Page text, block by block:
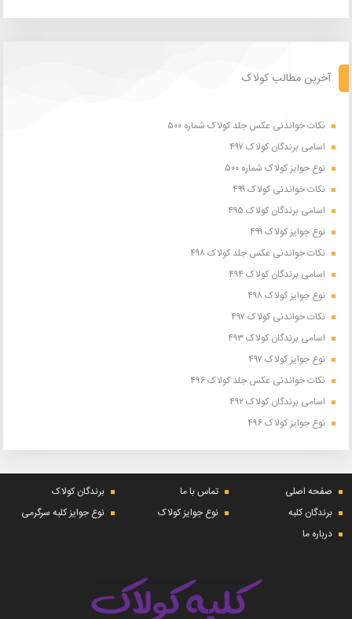
آخرین مطالب کولاک
نکات خواندنی عکس جلد کولاک شماره ۵۰۰
اسامی برندگان کولاک ۴۹۷
نوع جوایز کولاک شماره ۵۰۰
نکات خواندنی کولاک ۴۹۹
اسامی برندگان کولاک ۴۹۵
نوع جوایز کولاک ۴۹۹
نکات خواندنی عکس جلد کولاک ۴۹۸
اسامی برندگان کولاک ۴۹۴
نوع جوایز کولاک ۴۹۸
نکات خواندنی کولاک ۴۹۷
اسامی برندگان کولاک ۴۹۳
نوع جوایز کولاک ۴۹۷
نکات خواندنی عکس جلد کولاک ۴۹۶
اسامی برندگان کولاک ۴۹۲
نوع جوایز کولاک ۴۹۶
صفحه اصلی تماس با ما
برندگان کولاک
برندگان کلبه
نوع جوایز کولاک
نوع جوایز کلبه سرگرمی
درباره ما